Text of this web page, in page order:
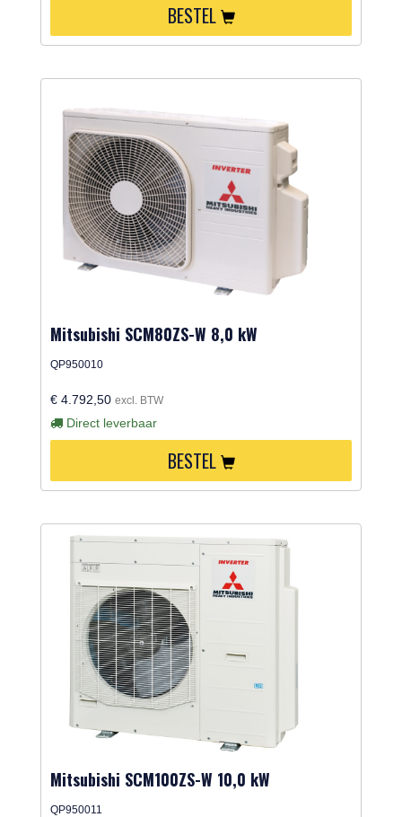
BESTEL
Mitsubishi SCM80ZS-W 8,0 kW
QP950010
€ 4.792,50 excl. BTW
Direct leverbaar
BESTEL
Mitsubishi SCM100ZS-W 10,0 kW
QP950011